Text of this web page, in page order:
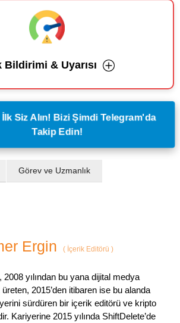
Bildirimi & Uyarısı
Siz Alın! Bizi Şimdi Telegram'da
Takip Edin!
Görev ve Uzmanlık
Ergin (İçerik Editörü )
yılından bu yana dijital medya
2015’den itibaren ise bu alanda
sürdüren bir içerik editörü ve kripto
Kariyerine 2015 yılında ShiftDelete’de